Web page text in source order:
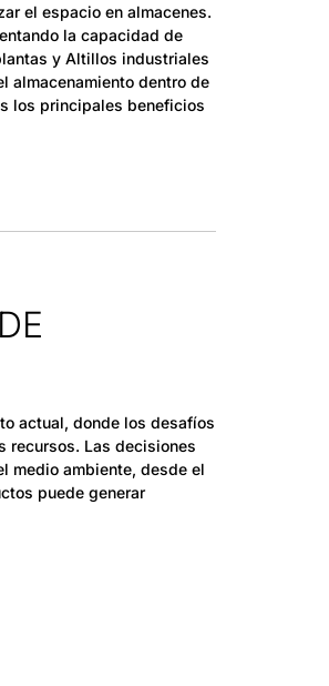
el espacio en almacenes.
la capacidad de
y Altillos industriales
almacenamiento dentro de
los principales beneficios
actual, donde los desafíos
recursos. Las decisiones
medio ambiente, desde el
puede generar